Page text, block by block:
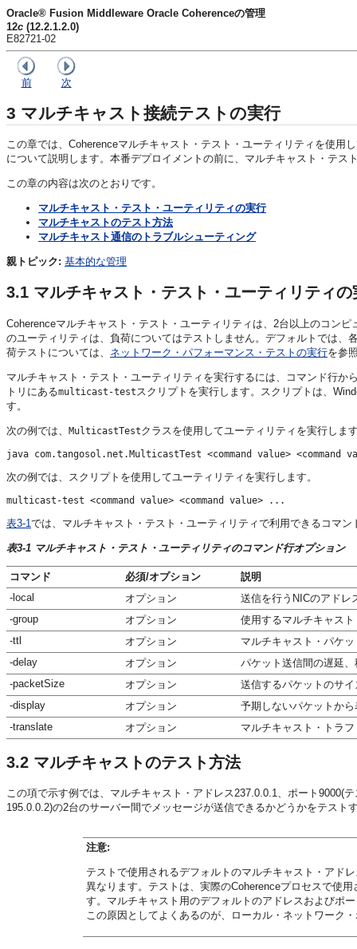
Oracle® Fusion Middleware Oracle Coherenceの管理
12c (12.2.1.2.0)
E82721-02
前 次
3 マルチキャスト接続テストの実行
この章では、Coherenceマルチキャスト・テスト・ユーティリティを使
について説明します。本番デプロイメントの前に、マルチキャスト・テス
この章の内容は次のとおりです。
マルチキャスト・テスト・ユーティリティの実行
マルチキャストのテスト方法
マルチキャスト通信のトラブルシューティング
親トピック: 基本的な管理
3.1 マルチキャスト・テスト・ユーティリティの
Coherenceマルチキャスト・テスト・ユーティリティは、2台以上のコン
のユーティリティは、負荷についてはテストしません。デフォルトでは
荷テストについては、 ネットワーク・パフォーマンス・テストの実行を参
マルチキャスト・テスト・ユーティリティを実行するには、コマンド行か
トリにあるmulticast-test スクリプトを実行します。スクリプトは、
す。
次の例では、 MulticastTestクラスを使用してユーティリティを実行しま
次の例では、スクリプトを使用してユーティリティを実行します。
表3-1では、マルチキャスト・テスト・ユーティリティで利用できるコマ
表3-1 マルチキャスト・テスト・ユーティリティのコマンド行オプション
コマンド 必須/オプション
説明
-local
オプション
送信を行うNICのアドレ
-group
オプション
使用するマルチキャス
-ttl
オプション
マルチキャスト・パケ
-delay
オプション
パケット送信間の遅延
-packetSize
オプション
送信するパケットのサ
-display
オプション
予期しないパケットか
-translate
オプション マルチキャスト・トラ
3.2 マルチキャストのテスト方法
この項で示す例では、マルチキャスト・アドレス237.0.0.1、ポート9000(
195.0.0.2)の2台のサーバー間でメッセージが送信できるかどうかをテスト
注意:
テストで使用されるデフォルトのマルチキャスト・アド
異なります。テストは、実際のCoherenceプロセスで使
す。マルチキャスト用のデフォルトのアドレスおよびポ
この原因としてよくあるのが、ローカル・ネットワーク